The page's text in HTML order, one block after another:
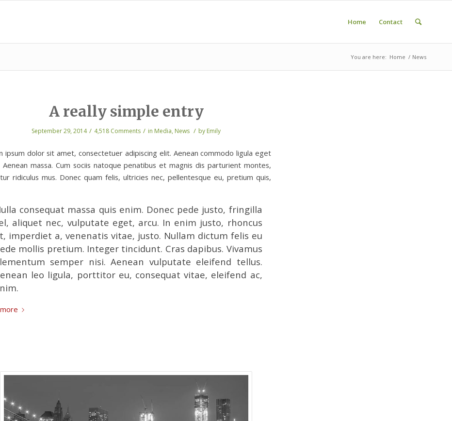
Home Contact
You are here: Home / News
A really simple entry
September 29, 2014 / 4,518 Comments / in Media, News / by Emily
ipsum dolor sit amet, consectetuer adipiscing elit. Aenean commodo ligula eget
Aenean massa. Cum sociis natoque penatibus et magnis dis parturient montes,
ridiculus mus. Donec quam felis, ultricies nec, pellentesque eu, pretium quis,
consequat massa quis enim. Donec pede justo, fringilla
aliquet nec, vulputate eget, arcu. In enim justo, rhoncus
imperdiet a, venenatis vitae, justo. Nullam dictum felis eu
mollis pretium. Integer tincidunt. Cras dapibus. Vivamus
semper nisi. Aenean vulputate eleifend tellus.
leo ligula, porttitor eu, consequat vitae, eleifend ac,